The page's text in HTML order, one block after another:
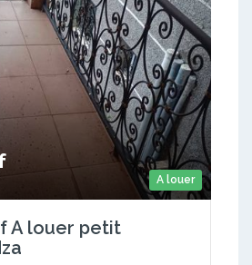
A louer
A louer petit